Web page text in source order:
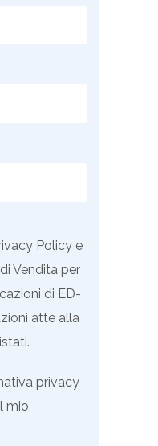
Policy e
Vendita per
di ED-
atte alla
privacy
mio